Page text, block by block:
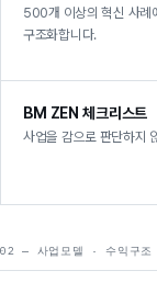
500개 이상의 혁신 사례
구조화합니다.
BM ZEN 체크리스트
사업을 감으로 판단하지
02 — 사업모델 · 수익구조